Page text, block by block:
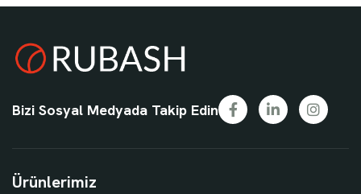
Bizi Sosyal Medyada Takip Edin
Ürünlerimiz